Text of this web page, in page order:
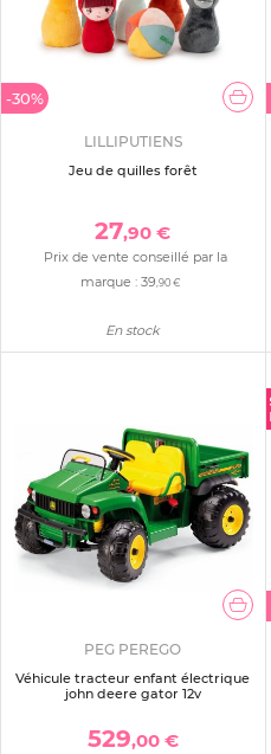
-30%
LILLIPUTIENS
Jeu de quilles forêt
27,90 €
Prix de vente conseillé par la
marque : 39 ,90 €
En stock
PEG PEREGO
Véhicule tracteur enfant électrique
john deere gator 12v
529,00 €